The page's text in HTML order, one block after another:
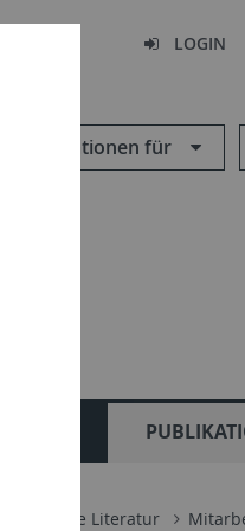
LOGIN
Informationen für
deutsche Literatur